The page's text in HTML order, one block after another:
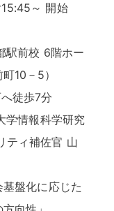
～ 開始
駅前校 6階ホー
10－5）
徒歩7分
学情報科学研究
ティ補佐官 山
基盤化に応じた